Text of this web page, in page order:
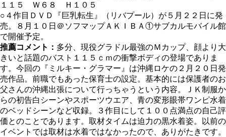
１１５ Ｗ６８ Ｈ１０５
○４作目ＤＶＤ『巨乳転生』（リバプール）が５月２２日に発
売。８月１０日＠ソフマップＡＫＩＢＡ①サブカルモバイル館
で開催予定。
推薦コメント： 多分、現役グラドル最強のＭカップ、顔より大
きいと話題のバスト１１５ｃｍの衝撃ボディの登場でありま
す。今回の『ミルキー・グラマー』は沖縄ロケの２月２０日発
売作品。前職でもあった保育士の設定。基本的には保護者のお
父さんの沖縄出張について行っちゃうという内容。ＪＫ制服か
らの初告白シーンやスポーツウエア、青の変形眼帯ワンピ水着
のベッドシーンなど収録。３作目にして１００点満点の自己評
価とのことであります。取材タイムは迫力の黒水着姿。以前の
イベントでは取材は水着ではなかったので、ありがたきです。